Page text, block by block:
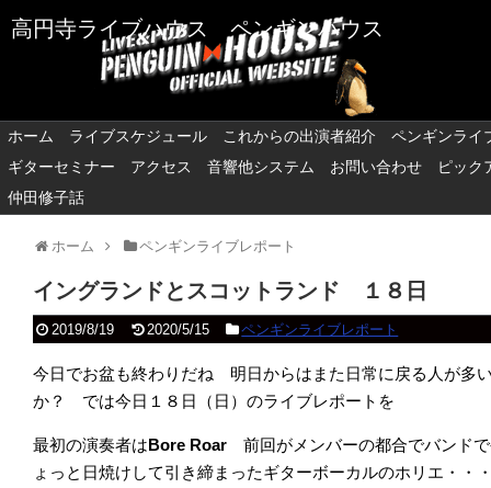
高円寺ライブハウス ペンギンハウス
ホーム ライブスケジュール これからの出演者紹介
ペンギンライ
ギターセミナー
アクセス 音響他システム お問い合わせ
ピック
仲田修子話
ホーム ペンギンライブレポート
イングランドとスコットランド １８日
2019/8/19 2020/5/15 ペンギンライブレポート
今日でお盆も終わりだね 明日からはまた日常に戻る人が多
か？ では今日１８日（日）のライブレポートを
最初の演奏者はBore Roar 前回がメンバーの都合でバンド
ょっと日焼けして引き締まったギターボーカルのホリエ・・